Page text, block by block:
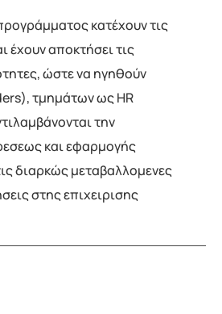
κατέχουν τις
έχουν αποκτήσει τις
ώστε να ηγηθούν
τµηµάτων ως ΗR
την
και εφαρμογής
διαρκώς μεταβαλλομενες
στης επιχειρισης